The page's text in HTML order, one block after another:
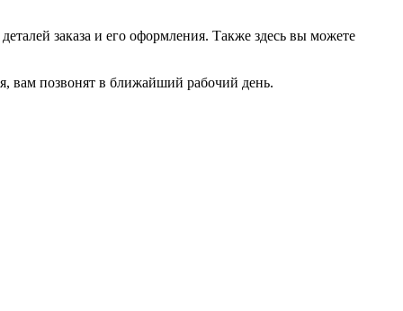
заказа и его оформления. Также здесь вы можете
вам позвонят в ближайший рабочий день.